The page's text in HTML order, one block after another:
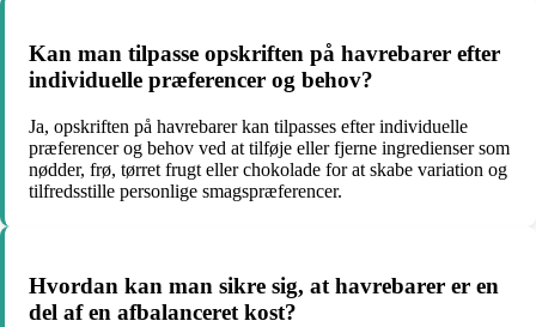
Kan man tilpasse opskriften på havrebarer efter
individuelle præferencer og behov?
Ja, opskriften på havrebarer kan tilpasses efter individuelle
præferencer og behov ved at tilføje eller fjerne ingredienser som
nødder, frø, tørret frugt eller chokolade for at skabe variation og
tilfredsstille personlige smagspræferencer.
Hvordan kan man sikre sig, at havrebarer er en
del af en afbalanceret kost?